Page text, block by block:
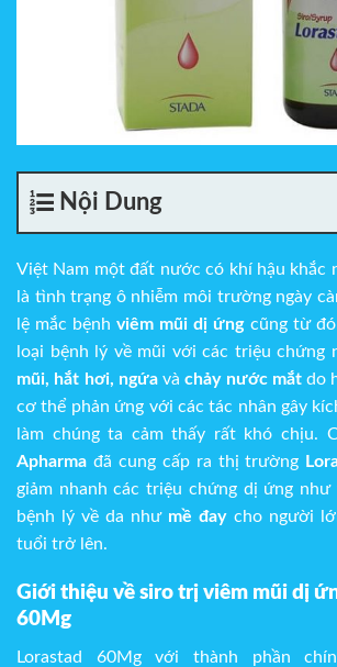
Nội Dung
Việt Nam một đất nước có khí hậu khắc
là tình trạng ô nhiễm môi trường ngày
lệ mắc bệnhviêm mũi dị ứngcũng từ đó
loại bệnh lý về mũi với các triệu chứng
mũi, hắt hơi, ngứa vàchảy nước mắtdo
cơ thể phản ứng với các tác nhân gây
làm chúng ta cảm thấy rất khó chịu.
Apharma đã cung cấp ra thị trường
giảm nhanh các triệu chứng dị ứng như
bệnh lý về da như mề đaycho người
tuổi trở lên.
Giới thiệu về siro trị viêm mũi dị
60Mg
Lorastad 60Mg với thành phần